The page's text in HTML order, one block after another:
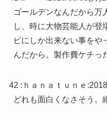
ゴールデンなんだから万
し、時に大物芸能人が登
ビにしか出来ない事をや
んだから。製作費ケチっ
42 : ｈａｎａｔｕｎｅ :
どれも面白くなさそう。